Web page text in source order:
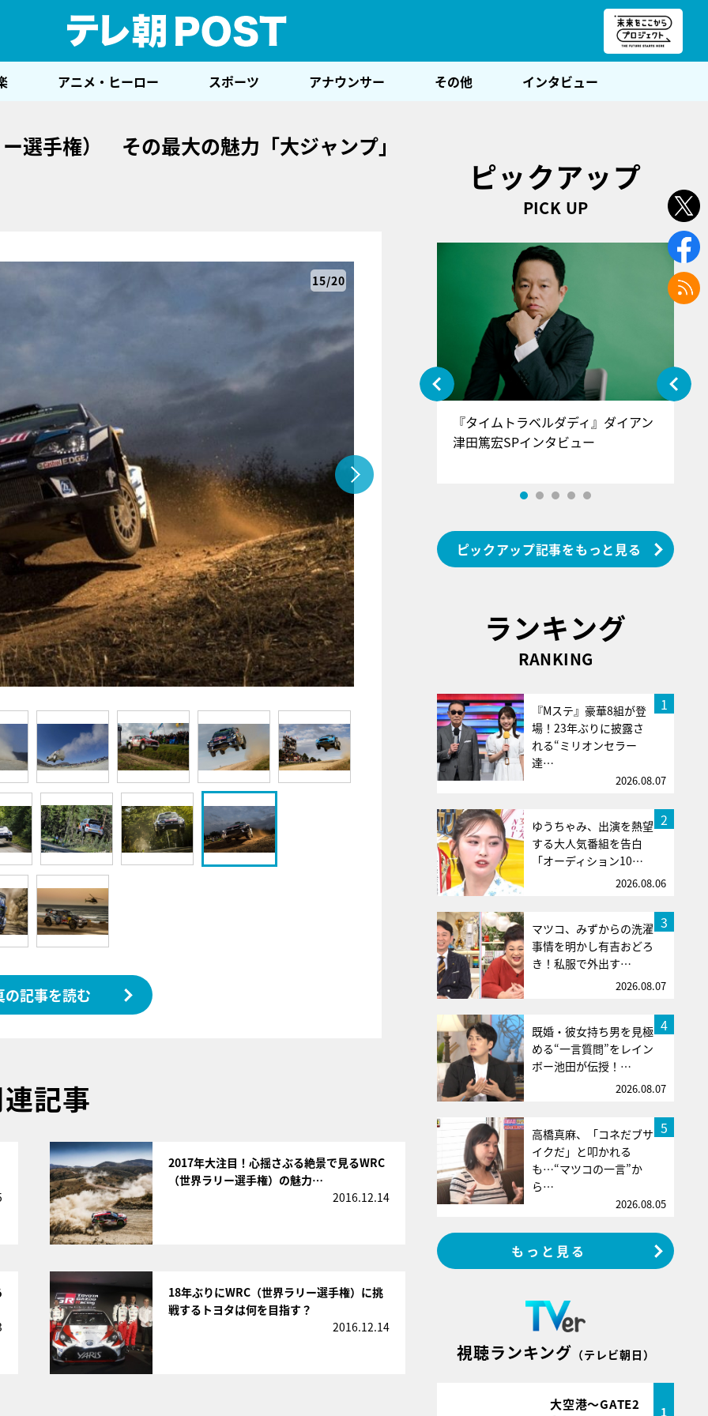
アニメ・ヒーロー スポーツ アナウンサー その他 インタビュー
選手権） その最大の魅力「大ジャンプ」
15/20
の記事を読む
記事
2017年大注目！心揺さぶる絶景で見るWRC
（世界ラリー選手権）の魅力…
2016.12.14
18年ぶりにWRC（世界ラリー選手権）に挑
戦するトヨタは何を目指す？
2016.12.14
ピックアップ
PICK UP
『アイ＝ラブ！げーみんぐ』＝LOV
E齋藤樹愛羅＆佐々木舞香SPインタ
ビュー
『タイムトラベルダディ』ダイアン
津田篤宏SPインタビュー
ピックアップ記事をもっと見る
ランキング
RANKING
1
『Mステ』豪華8組が登
場！23年ぶりに披露さ
れる“ミリオンセラー
達…
2026.08.07
2
ゆうちゃみ、出演を熱望
する大人気番組を告白
「オーディション10…
2026.08.06
3
マツコ、みずからの洗濯
事情を明かし有吉おどろ
き！私服で外出す…
2026.08.07
4
既婚・彼女持ち男を見極
める“一言質問”をレイン
ボー池田が伝授！…
2026.08.07
5
高橋真麻、「コネだブサ
イクだ」と叩かれる
も…“マツコの一言”か
ら…
2026.08.05
もっと見る
視聴ランキング （テレビ朝日）
大空港～GATE2
1